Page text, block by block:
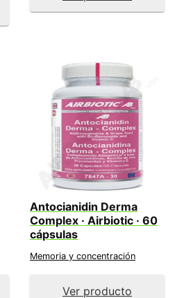
Antocianidin Derma
Complex · Airbiotic · 60
cápsulas
Memoria y concentración
Ver producto